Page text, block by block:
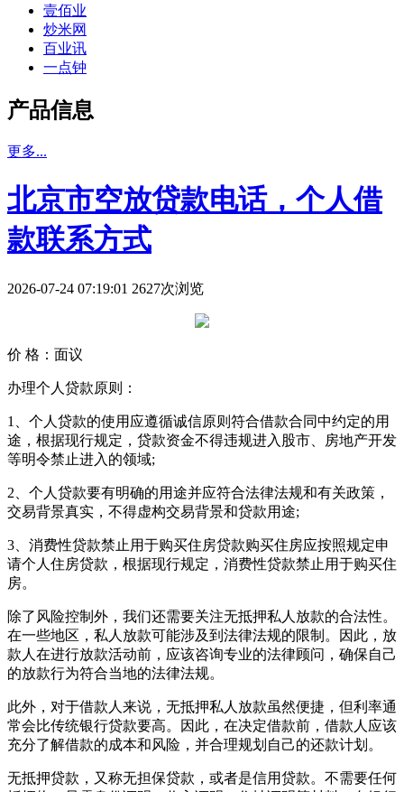
壹佰业
炒米网
百业讯
一点钟
产品信息
更多...
北京市空放贷款电话，个人借
款联系方式
2026-07-24 07:19:01 2627次浏览
价 格： 面议
办理个人贷款原则：
1、个人贷款的使用应遵循诚信原则符合借款合同中约定的用
途，根据现行规定，贷款资金不得违规进入股市、房地产开发
等明令禁止进入的领域;
2、个人贷款要有明确的用途并应符合法律法规和有关政策，
交易背景真实，不得虚构交易背景和贷款用途;
3、消费性贷款禁止用于购买住房贷款购买住房应按照规定申
请个人住房贷款，根据现行规定，消费性贷款禁止用于购买住
房。
除了风险控制外，我们还需要关注无抵押私人放款的合法性。
在一些地区，私人放款可能涉及到法律法规的限制。因此，放
款人在进行放款活动前，应该咨询专业的法律顾问，确保自己
的放款行为符合当地的法律法规。
此外，对于借款人来说，无抵押私人放款虽然便捷，但利率通
常会比传统银行贷款要高。因此，在决定借款前，借款人应该
充分了解借款的成本和风险，并合理规划自己的还款计划。
无抵押贷款，又称无担保贷款，或者是信用贷款。不需要任何